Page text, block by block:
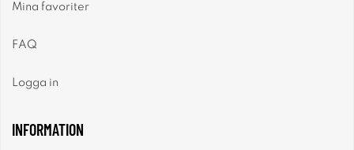
Mina favoriter
FAQ
Logga in
INFORMATION